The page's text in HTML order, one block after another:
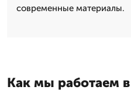
современные материалы.
Как мы работаем в